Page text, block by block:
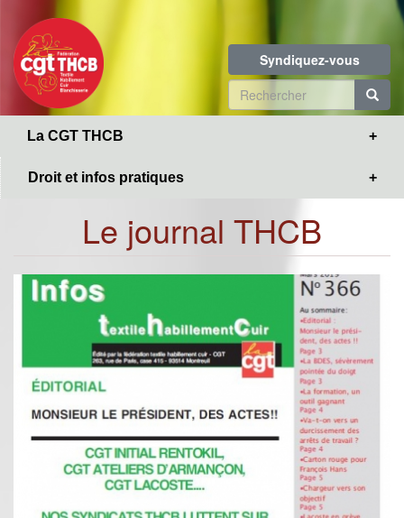
contenu
principal
Syndiquez-vous
Formulaire
de
La CGT THCB
Droit et infos pratiques
Le journal THCB